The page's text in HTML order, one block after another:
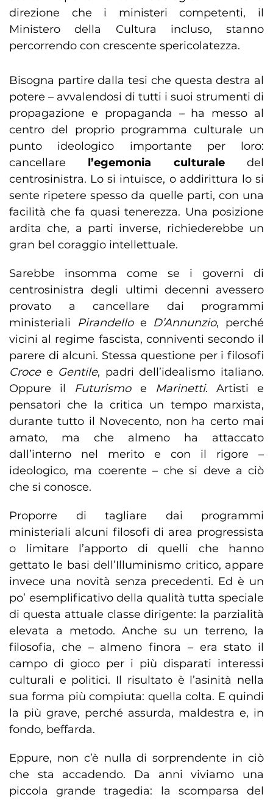
direzione che i ministeri competenti, il
Ministero della Cultura incluso, stanno
percorrendo con crescente spericolatezza.
Bisogna partire dalla tesi che questa destra al
potere – avvalendosi di tutti i suoi strumenti di
propagazione e propaganda – ha messo al
centro del proprio programma culturale un
punto ideologico importante per loro:
cancellare l’egemonia culturaledel
centrosinistra. Lo si intuisce, o addirittura lo si
sente ripetere spesso da quelle parti, con una
facilità che fa quasi tenerezza. Una posizione
ardita che, a parti inverse, richiederebbe un
gran bel coraggio intellettuale.
Sarebbe insomma come se i governi di
centrosinistra degli ultimi decenni avessero
provato a cancellare dai programmi
ministeriali
Pirandelloe D’Annunzio, perché
vicini al regime fascista, conniventi secondo il
parere di alcuni. Stessa questione per i filosofi
Crocee Gentile, padri dell’idealismo italiano.
Oppure il Futurismoe Marinetti. Artisti e
pensatori che la critica un tempo marxista,
durante tutto il Novecento, non ha certo mai
amato, ma che almeno ha attaccato
dall’interno nel merito e con il rigore –
ideologico, ma coerente – che si deve a ciò
che si conosce.
Proporre di tagliare dai programmi
ministeriali alcuni filosofi di area progressista
o limitare l’apporto di quelli che hanno
gettato le basi dell’Illuminismo critico, appare
invece una novità senza precedenti. Ed è un
po’ esemplificativo della qualità tutta speciale
di questa attuale classe dirigente: la parzialità
elevata a metodo. Anche su un terreno, la
filosofia, che – almeno finora – era stato il
campo di gioco per i più disparati interessi
culturali e politici. Il risultato è l’asinità nella
sua forma più compiuta: quella colta. E quindi
la più grave, perché assurda, maldestra e, in
fondo, beffarda.
Eppure, non c’è nulla di sorprendente in ciò
che sta accadendo. Da anni viviamo una
piccola grande tragedia: la scomparsa del